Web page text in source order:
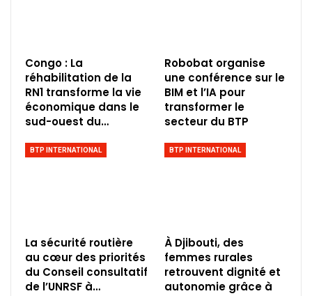
Congo : La
réhabilitation de la
RN1 transforme la vie
économique dans le
sud-ouest du…
Robobat organise
une conférence sur le
BIM et l’IA pour
transformer le
secteur du BTP
BTP INTERNATIONAL
La sécurité routière
au cœur des priorités
du Conseil consultatif
de l’UNRSF à…
BTP INTERNATIONAL
À Djibouti, des
femmes rurales
retrouvent dignité et
autonomie grâce à